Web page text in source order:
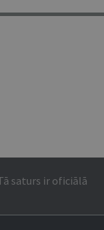
saturs ir oficiālā